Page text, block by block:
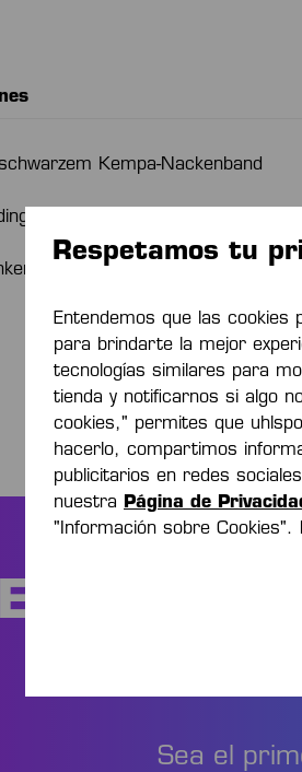
Kempa-Nackenband
Schulter
Sea el
Respetamos tu
Entendemos que las
para brindarte la mejor
tecnologías similares para
tienda y notificarnos si algo
cookies," permites que
hacerlo, compartimos
publicitarios en redes
nuestra Página de
"Información sobre